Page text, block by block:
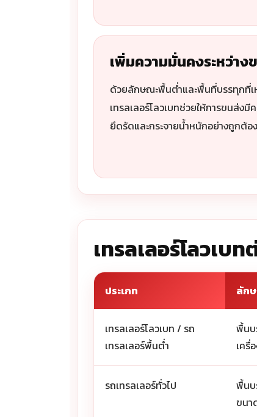
เพิ่มความมั่นคงระหว่าง
ด้วยลักษณะพื้นต่ำและพื้นที่บรรทุกที่เ
เทรลเลอร์โลวเบทช่วยให้การขนส่ง
ยึดรัดและกระจายน้ำหนักอย่างถูกต้อง
เทรลเลอร์โลวเบ
ประเภท ลัก
เทรลเลอร์โลวเบท / รถ
เทรลเลอร์พื้นต่ำ
พื้นบ
เครื่
รถเทรลเลอร์ทั่วไป
พื้นบ
ขนา